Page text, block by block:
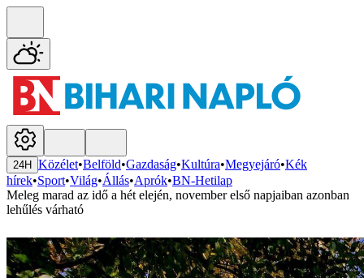
24H Közélet•Belföld•Gazdaság•Kultúra•Megyejáró•Kék
hírek•Sport•Világ•Állás•Aprók•BN-Hetilap
Meleg marad az idő a hét elején, november első napjaiban azonban
lehűlés várható